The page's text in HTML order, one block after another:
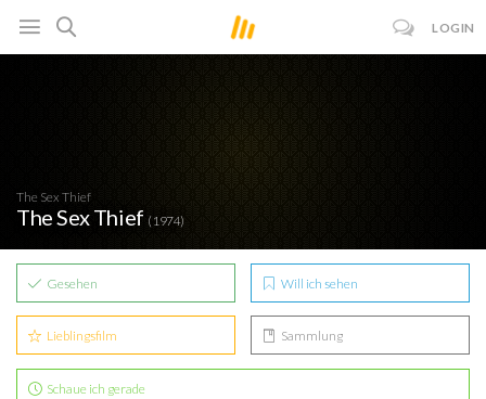
LOGIN
The Sex Thief
The Sex Thief (1974)
Gesehen Will ich sehen
Lieblingsfilm Sammlung
Schaue ich gerade